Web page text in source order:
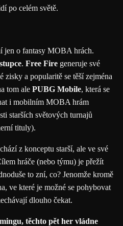
po celém světě.
jen o fantasy MOBA hrách.
. Free Fire generuje své
a popularitě se těší zejména
tom ale PUBG Mobile, která se
i mobilním MOBA hrám
starších světových turnajů
tituly).
z konceptu starší, ale ve své
hráče (nebo týmu) je přežít
to zní, co? Jenomže kromě
ve které je možné se pohybovat
dlouho čekat.
těchto pět her vládne